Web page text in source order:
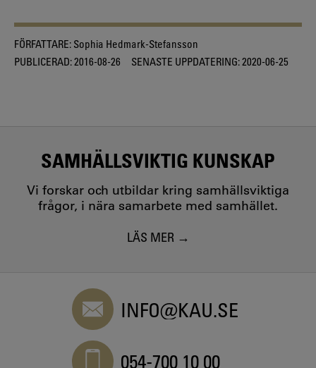
FÖRFATTARE: Sophia Hedmark-Stefansson
PUBLICERAD:2016-08-26 SENASTE UPPDATERING:2020-06-25
SAMHÄLLSVIKTIG KUNSKAP
Vi forskar och utbildar kring samhällsviktiga
frågor, i nära samarbete med samhället.
LÄS MER
INFO@KAU.SE
054-700 10 00